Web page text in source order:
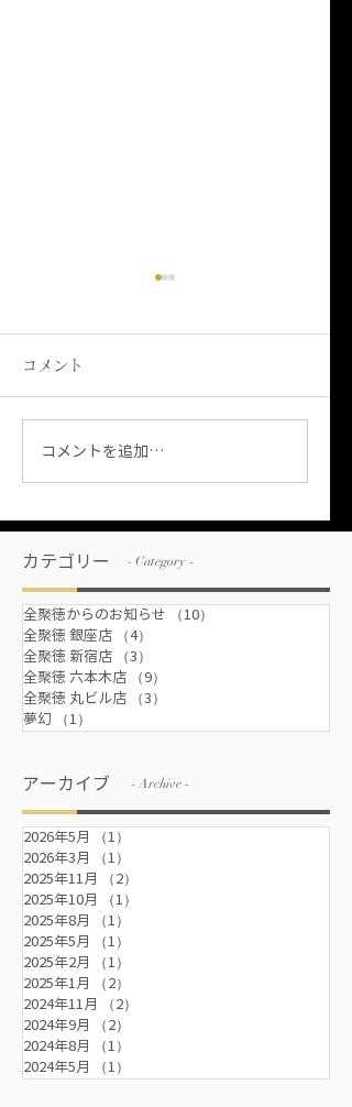
各種お祝いのプレート
承ります。
コメント
コメントを追加…
カテゴリー - Category -
全聚徳からのお知らせ （10）
全聚徳 銀座店
（4）
全聚徳 新宿店
（3）
全聚徳 六本木店
（9）
全聚徳 丸ビル店
（3）
夢幻
（1）
アーカイブ - Archive -
2026年5月 （1）
2026年3月
（1）
2025年11月
（2）
2025年10月
（1）
2025年8月
（1）
2025年5月
（1）
2025年2月
（1）
2025年1月
（2）
2024年11月
（2）
2024年9月
（2）
2024年8月
（1）
2024年5月
（1）